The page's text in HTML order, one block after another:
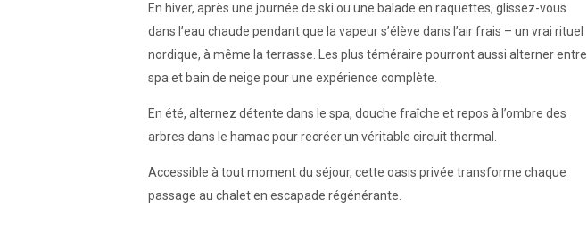
En hiver, après une journée de ski ou une balade en raquettes, glissez-vous
dans l’eau chaude pendant que la vapeur s’élève dans l’air frais – un vrai rituel
nordique, à même la terrasse. Les plus téméraire pourront aussi alterner entre
spa et bain de neige pour une expérience complète.
En été, alternez détente dans le spa, douche fraîche et repos à l’ombre des
arbres dans le hamac pour recréer un véritable circuit thermal.
Accessible à tout moment du séjour, cette oasis privée transforme chaque
passage au chalet en escapade régénérante.